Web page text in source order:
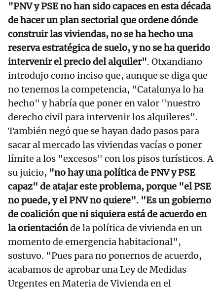
"PNV y PSE no han sido capaces en esta década
de hacer un plan sectorial que ordene dónde
construir las viviendas, no se ha hecho una
reserva estratégica de suelo, y no se ha querido
intervenir el precio del alquiler". Otxandiano
introdujo como inciso que, aunque se diga que
no tenemos la competencia, "Catalunya lo ha
hecho" y habría que poner en valor "nuestro
derecho civil para intervenir los alquileres".
También negó que se hayan dado pasos para
sacar al mercado las viviendas vacías o poner
límite a los "excesos" con los pisos turísticos. A
su juicio, "no hay una política de PNV y PSE
capaz" de atajar este problema, porque "el PSE
no puede, y el PNV no quiere". "Es un gobierno
de coalición que ni siquiera está de acuerdo en
la orientaciónde la política de vivienda en un
momento de emergencia habitacional",
sostuvo. "Pues para no ponernos de acuerdo,
acabamos de aprobar una Ley de Medidas
Urgentes en Materia de Vivienda en el